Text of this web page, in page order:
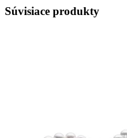
Súvisiace produkty